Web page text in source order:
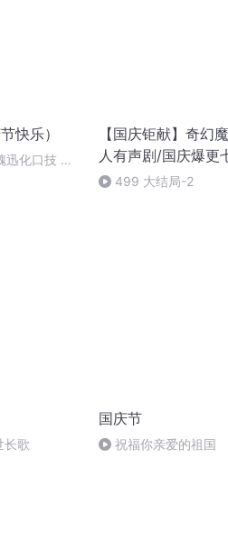
快乐）
迅化口技 二
【国庆钜献】奇幻
人有声剧/国庆爆更
499 大结局-2
长歌
国庆节
祝福你亲爱的祖国